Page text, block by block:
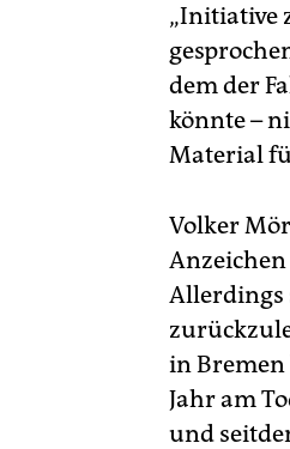
„Initiative
dem der
könnte –
Material
Volker
Allerdings
in Bremen
Jahr am
und